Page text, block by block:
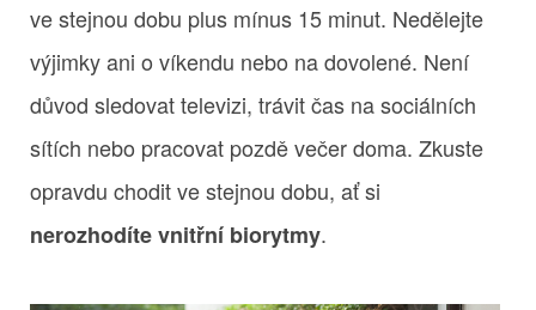
ve stejnou dobu plus mínus 15 minut. Nedělejte
výjimky ani o víkendu nebo na dovolené. Není
důvod sledovat televizi, trávit čas na sociálních
sítích nebo pracovat pozdě večer doma. Zkuste
opravdu chodit ve stejnou dobu, ať si
nerozhodíte vnitřní biorytmy.